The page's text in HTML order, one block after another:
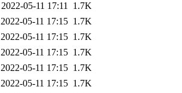
2022-05-11 17:11 1.7K
2022-05-11 17:15 1.7K
2022-05-11 17:15 1.7K
2022-05-11 17:15 1.7K
2022-05-11 17:15 1.7K
2022-05-11 17:15 1.7K